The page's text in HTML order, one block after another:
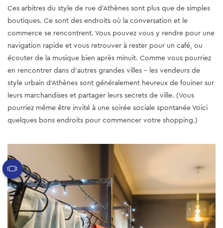
Ces arbitres du style de rue d'Athènes sont plus que de simples
boutiques. Ce sont des endroits où la conversation et le
commerce se rencontrent. Vous pouvez vous y rendre pour une
navigation rapide et vous retrouver à rester pour un café, ou
écouter de la musique bien après minuit. Comme vous pourriez
en rencontrer dans d'autres grandes villes - les vendeurs de
style urbain d'Athènes sont généralement heureux de fouiner sur
leurs marchandises et partager leurs secrets de ville. (Vous
pourriez même être invité à une soirée sociale spontanée Voici
quelques bons endroits pour commencer votre shopping.)